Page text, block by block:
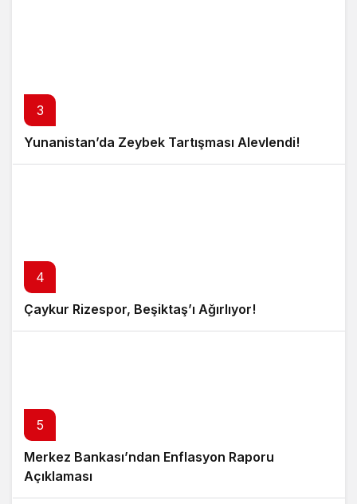
3
Yunanistan’da Zeybek Tartışması Alevlendi!
4
Çaykur Rizespor, Beşiktaş’ı Ağırlıyor!
5
Merkez Bankası’ndan Enflasyon Raporu
Açıklaması